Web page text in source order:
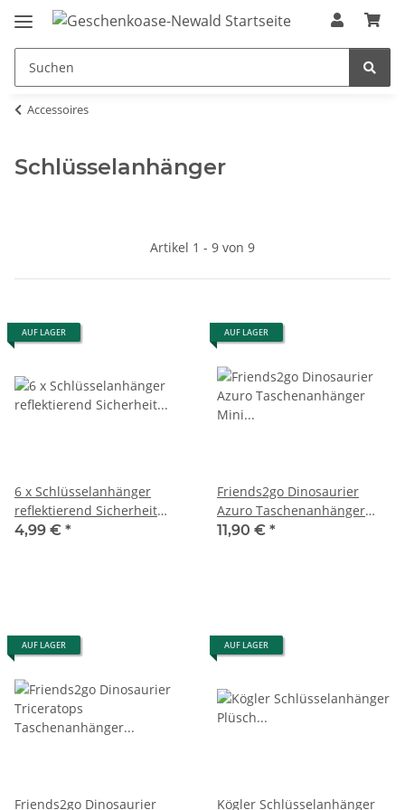
Accessoires
Schlüsselanhänger
Artikel 1 - 9 von 9
AUF LAGER
6 x Schlüsselanhänger
reflektierend Sicherheit
Reflektor Bär Kunststoff 7
4,99 € *
AUF LAGER
Friends2go Dinosaurier
Azuro Taschenanhänger
Mini Rucksack rot
11,90 € *
AUF LAGER
Friends2go Dinosaurier
AUF LAGER
Kögler Schlüsselanhänger